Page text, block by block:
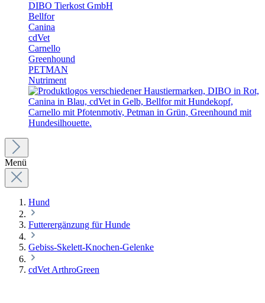
DIBO Tierkost GmbH
Bellfor
Canina
cdVet
Carnello
Greenhound
PETMAN
Nutriment
Menü
Hund
Futterergänzung für Hunde
Gebiss-Skelett-Knochen-Gelenke
cdVet ArthroGreen